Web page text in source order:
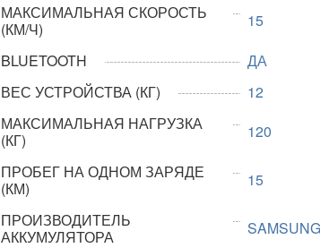
МАКСИМАЛЬНАЯ СКОРОСТЬ
(КМ/Ч)
15
BLUETOOTH
ДА
ВЕС УСТРОЙСТВА (КГ)
12
МАКСИМАЛЬНАЯ НАГРУЗКА
(КГ)
120
ПРОБЕГ НА ОДНОМ ЗАРЯДЕ
(КМ)
15
ПРОИЗВОДИТЕЛЬ
АККУМУЛЯТОРА
SAMSUNG